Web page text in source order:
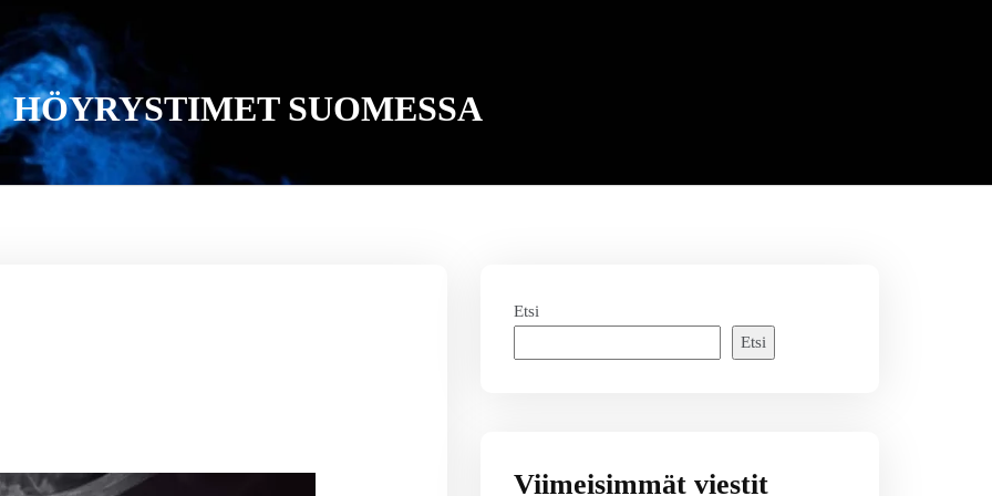
HÖYRYSTIMET SUOMESSA
Etsi
Etsi
Viimeisimmät viestit